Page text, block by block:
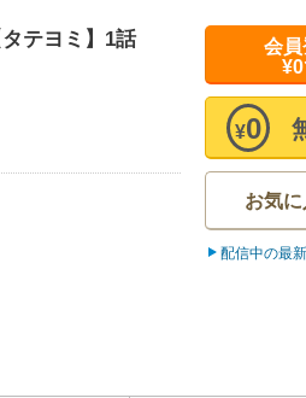
テヨミ】1話
会員
¥0
お気
配信中の最